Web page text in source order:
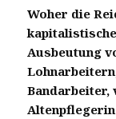
Woher die
Ausbeutung
Bandarbeiter,